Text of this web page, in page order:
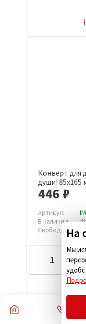
Конверт для
души! 85x165 мм
упаковке, КД-
446 ₽
Артикул:
В наличии:
Свободно:На
Мы